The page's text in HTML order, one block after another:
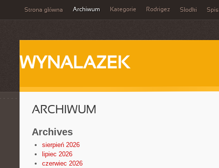
Strona główna Archiwum Kategorie Rodrigez Słodki Spis
WYNALAZEK
ARCHIWUM
Archives
sierpień 2026
lipiec 2026
czerwiec 2026